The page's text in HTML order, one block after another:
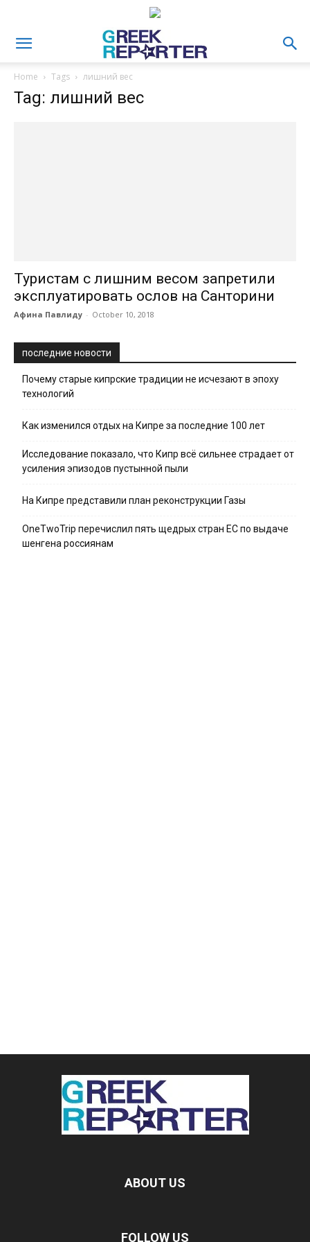
Home Tags лишний вес
Tag: лишний вес
Туристам с лишним весом запретили
эксплуатировать ослов на Санторини
Афина Павлиду - October 10, 2018
последние новости
Почему старые кипрские традиции не исчезают в эпоху
технологий
Как изменился отдых на Кипре за последние 100 лет
Исследование показало, что Кипр всё сильнее страдает от
усиления эпизодов пустынной пыли
На Кипре представили план реконструкции Газы
OneTwoTrip перечислил пять щедрых стран ЕС по выдаче
шенгена россиянам
ABOUT US
FOLLOW US